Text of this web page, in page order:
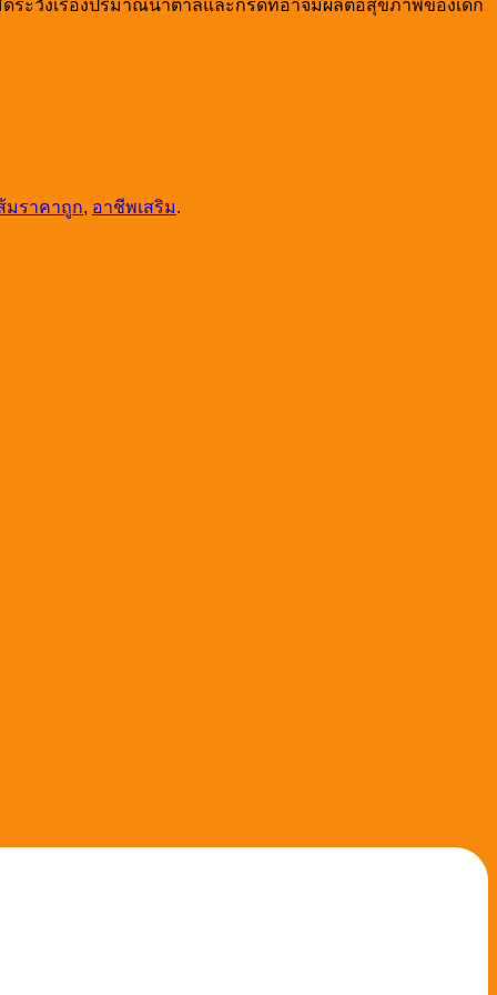
ะวังเรื่องปริมาณน้ำตาลและกรดที่อาจมีผลต่อสุขภาพของเด็ก
มราคาถูก, อาชีพเสริม.